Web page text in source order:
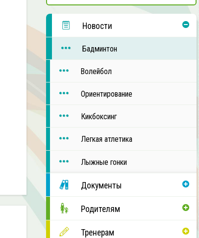
Новости
Бадминтон
Волейбол
Ориентирование
Кикбоксинг
Легкая атлетика
Лыжные гонки
Документы
Родителям
Тренерам